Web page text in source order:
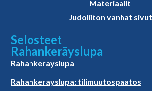
Materiaalit
Judoliiton vanhat sivut
Selosteet
Rahankeräyslupa
Rahankerayslupa
Rahankerayslupa: tilimuutospaatos